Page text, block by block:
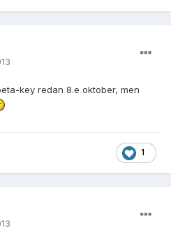
key redan 8.e oktober, men
1